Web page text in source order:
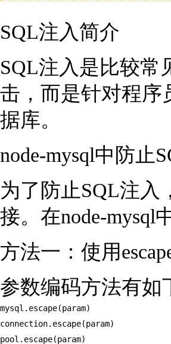
SQL注入简介
SQL注入是比较常
击，而是针对程序
据库。
node-mysql中防止
为了防止SQL注入
接。在node-mysql
方法一：使用
参数编码方法有如
mysql.escape(param)
connection.escape(param)
pool.escape(param)